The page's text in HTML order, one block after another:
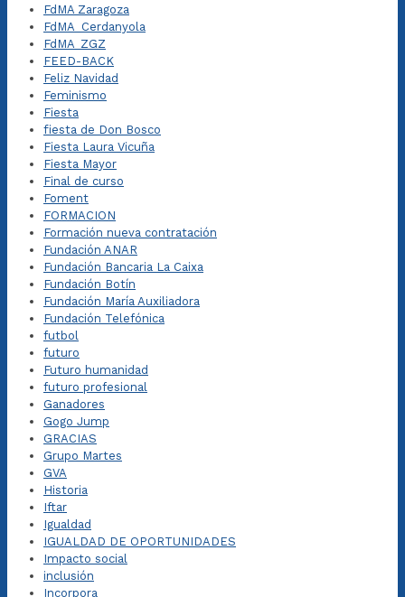
FdMA Zaragoza
FdMA_Cerdanyola
FdMA_ZGZ
FEED-BACK
Feliz Navidad
Feminismo
Fiesta
fiesta de Don Bosco
Fiesta Laura Vicuña
Fiesta Mayor
Final de curso
Foment
FORMACION
Formación nueva contratación
Fundación ANAR
Fundación Bancaria La Caixa
Fundación Botín
Fundación María Auxiliadora
Fundación Telefónica
futbol
futuro
Futuro humanidad
futuro profesional
Ganadores
Gogo Jump
GRACIAS
Grupo Martes
GVA
Historia
Iftar
Igualdad
IGUALDAD DE OPORTUNIDADES
Impacto social
inclusión
Incorpora